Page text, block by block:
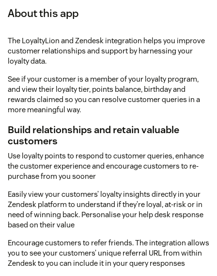
About this app
The LoyaltyLion and Zendesk integration helps you improve
customer relationships and support by harnessing your
loyalty data.
See if your customer is a member of your loyalty program,
and view their loyalty tier, points balance, birthday and
rewards claimed so you can resolve customer queries in a
more meaningful way.
Build relationships and retain valuable
customers
Use loyalty points to respond to customer queries, enhance
the customer experience and encourage customers to re-
purchase from you sooner
Easily view your customers’ loyalty insights directly in your
Zendesk platform to understand if they’re loyal, at-risk or in
need of winning back. Personalise your help desk response
based on their value
Encourage customers to refer friends. The integration allows
you to see your customers’ unique referral URL from within
Zendesk to you can include it in your query responses